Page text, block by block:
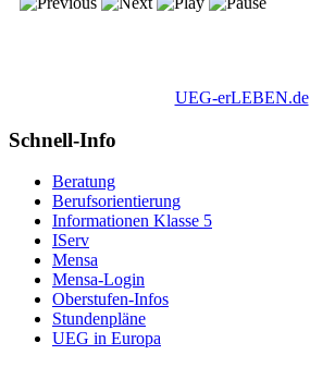
UEG-erLEBEN.de
Schnell-Info
Beratung
Berufsorientierung
Informationen Klasse 5
IServ
Mensa
Mensa-Login
Oberstufen-Infos
Stundenpläne
UEG in Europa